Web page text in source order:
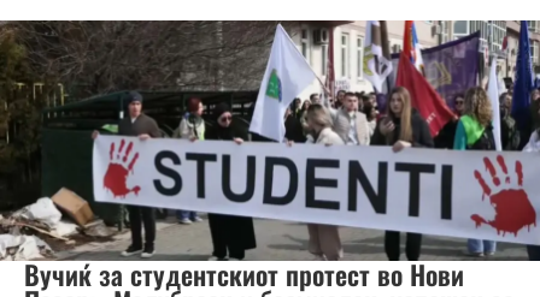
Вучиќ за студентскиот протест во Нови